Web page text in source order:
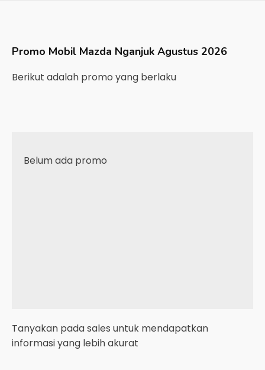
Promo Mobil Mazda Nganjuk Agustus 2026
Berikut adalah promo yang berlaku
Belum ada promo
Tanyakan pada sales untuk mendapatkan
informasi yang lebih akurat